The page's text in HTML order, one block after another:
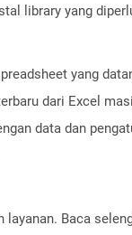
library yang
yang
dari Excel
data dan
Baca